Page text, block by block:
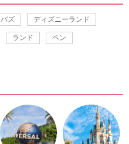
バズ ディズニーランド
ランド ペン